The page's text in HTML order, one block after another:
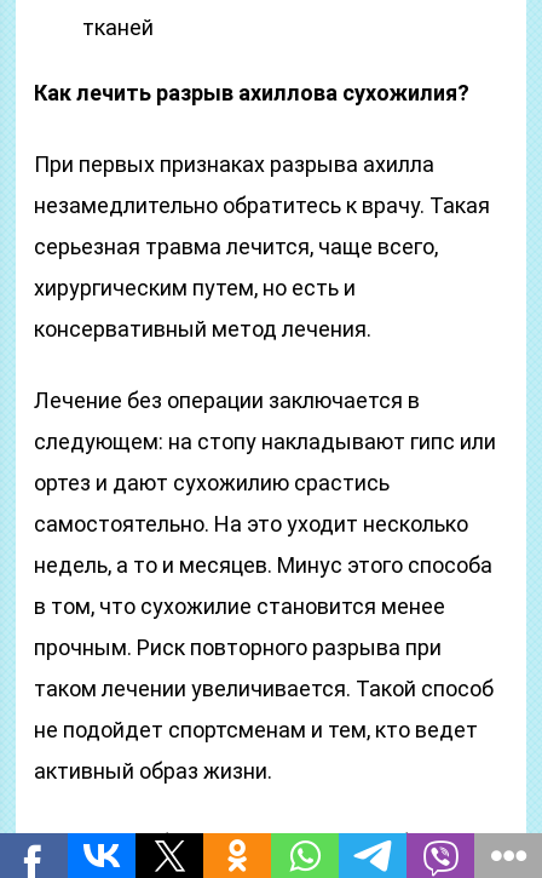
тканей
Как лечить разрыв ахиллова сухожилия?
При первых признаках разрыва ахилла
незамедлительно обратитесь к врачу. Такая
серьезная травма лечится, чаще всего,
хирургическим путем, но есть и
консервативный метод лечения.
Лечение без операции заключается в
следующем: на стопу накладывают гипс или
ортез и дают сухожилию срастись
самостоятельно. На это уходит несколько
недель, а то и месяцев. Минус этого способа
в том, что сухожилие становится менее
прочным. Риск повторного разрыва при
таком лечении увеличивается. Такой способ
не подойдет спортсменам и тем, кто ведет
активный образ жизни.
Операция – более надежный способ